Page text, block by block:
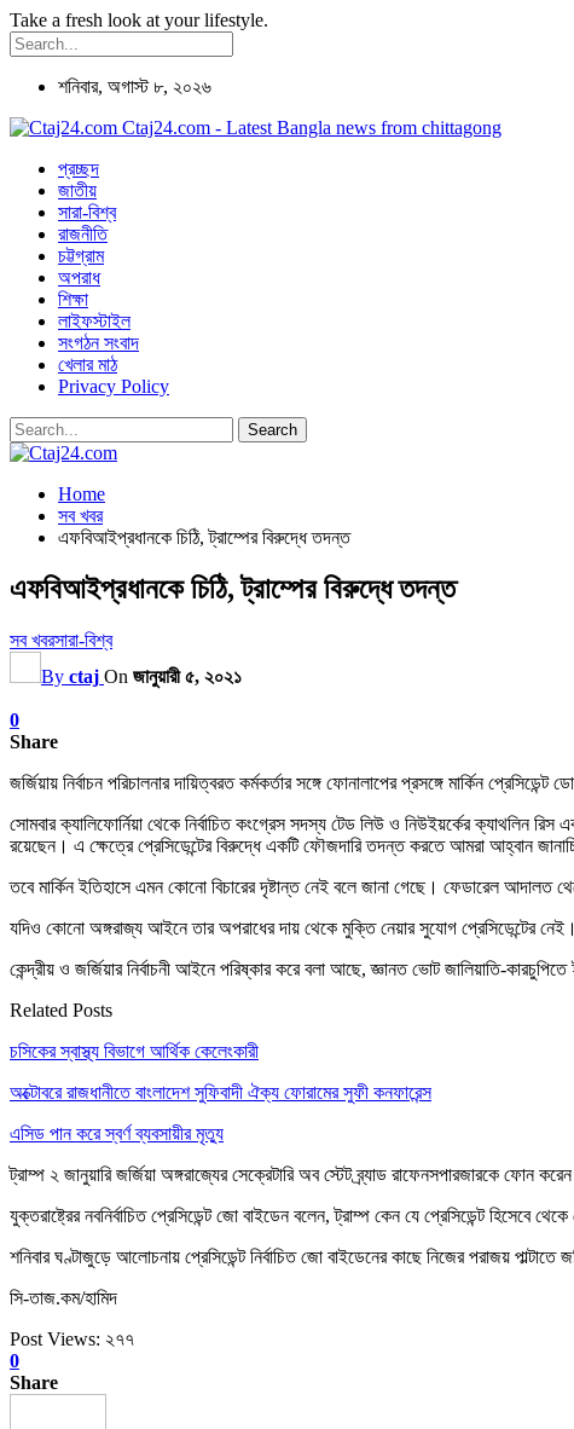
Take a fresh look at your lifestyle.
শনিবার, অগাস্ট ৮, ২০২৬
Ctaj24.com - Latest Bangla news from chittagong
প্রচ্ছদ
জাতীয়
সারা-বিশ্ব
রাজনীতি
চট্টগ্রাম
অপরাধ
শিক্ষা
লাইফস্টাইল
সংগঠন সংবাদ
খেলার মাঠ
Privacy Policy
Home
সব খবর
এফবিআইপ্রধানকে চিঠি, ট্রাম্পের বিরুদ্ধে তদন্ত
এফবিআইপ্রধানকে চিঠি, ট্রাম্পের বিরুদ্ধে তদন্ত
সব খবরসারা-বিশ্ব
By ctaj On জানুয়ারী ৫, ২০২১
0
Share
জর্জিয়ায় নির্বাচন পরিচালনার দায়িত্বরত কর্মকর্তার সঙ্গে ফোনালাপের প্রসঙ্গে মার্কিন
সোমবার ক্যালিফোর্নিয়া থেকে নির্বাচিত কংগ্রেস সদস্য টেড লিউ ও নিউইয়র্কের ক্যাথলিন
রয়েছেন। এ ক্ষেত্রে প্রেসিডেন্টের বিরুদ্ধে একটি ফৌজদারি তদন্ত করতে আমরা আহ্বান
তবে মার্কিন ইতিহাসে এমন কোনো বিচারের দৃষ্টান্ত নেই বলে জানা গেছে। ফেডারেল আদালত
যদিও কোনো অঙ্গরাজ্য আইনে তার অপরাধের দায় থেকে মুক্তি নেয়ার সুযোগ প্রেসিডেন্টের নেই।
কেন্দ্রীয় ও জর্জিয়ার নির্বাচনী আইনে পরিষ্কার করে বলা আছে, জ্ঞানত ভোট জালিয়াতি-
Related Posts
চসিকের স্বাস্থ্য বিভাগে আর্থিক কেলেংকারী
অক্টোবরে রাজধানীতে বাংলাদেশ সুফিবাদী ঐক্য ফোরামের সুফী কনফারেন্স
এসিড পান করে স্বর্ণ ব্যবসায়ীর মৃত্যু
ট্রাম্প ২ জানুয়ারি জর্জিয়া অঙ্গরাজ্যের সেক্রেটারি অব স্টেট ব্র্যাড রাফেনসপারজারকে
যুক্তরাষ্ট্রের নবনির্বাচিত প্রেসিডেন্ট জো বাইডেন বলেন, ট্রাম্প কেন যে প্রেসিডেন্ট হিসেবে
শনিবার ঘণ্টাজুড়ে আলোচনায় প্রেসিডেন্ট নির্বাচিত জো বাইডেনের কাছে নিজের পরাজয় পাল্টাতে
সি-তাজ.কম/হামিদ
Post Views: ২৭৭
0
Share